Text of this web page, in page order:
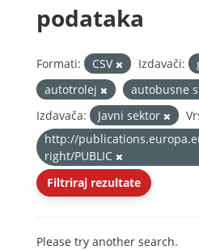
podataka
Formati: CSV Izdavači:
autotrolej
autobusne
Izdavača:
Javni sektor
http://
right/PUBLIC
Filtriraj rezultate
Please try another search.